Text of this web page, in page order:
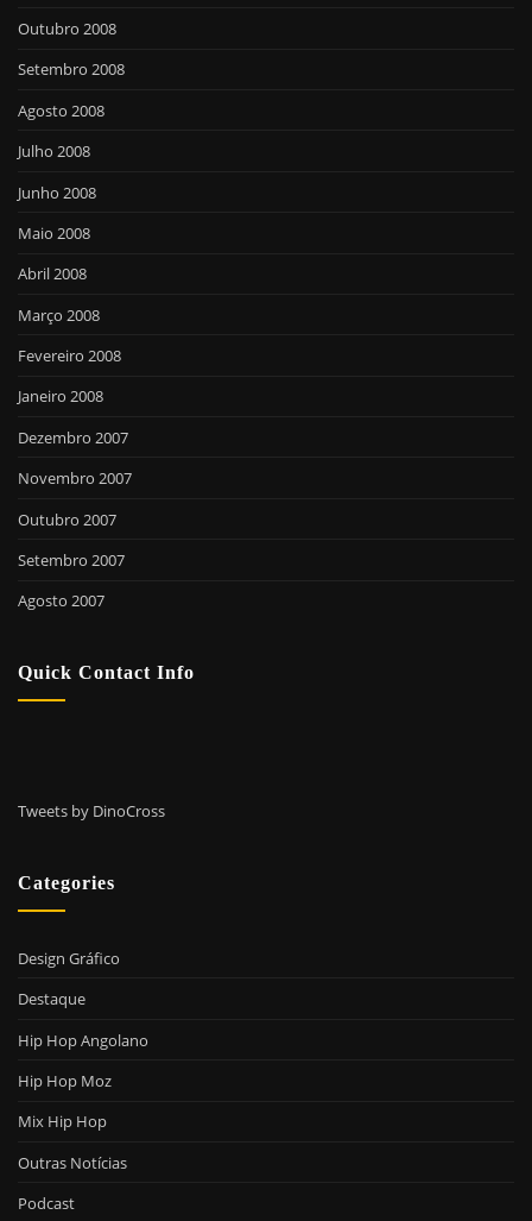
Outubro 2008
Setembro 2008
Agosto 2008
Julho 2008
Junho 2008
Maio 2008
Abril 2008
Março 2008
Fevereiro 2008
Janeiro 2008
Dezembro 2007
Novembro 2007
Outubro 2007
Setembro 2007
Agosto 2007
Quick Contact Info
Tweets by DinoCross
Categories
Design Gráfico
Destaque
Hip Hop Angolano
Hip Hop Moz
Mix Hip Hop
Outras Notícias
Podcast